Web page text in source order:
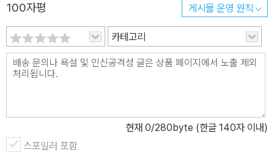
100자평 게시물 운영 원칙
카테고리
현재 0/280byte (한글 140자 이내)
스포일러 포함